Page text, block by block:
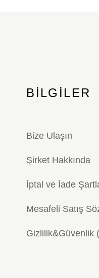
BILGILER
Bize Ulaşın
Şirket Hakkında
İptal ve İade
Mesafeli Satış
Gizlilik&Güvenlik